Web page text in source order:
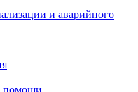
и аварийного
помощи